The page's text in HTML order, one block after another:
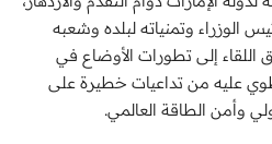
الوزراء وتمنياته لبلده وشعبه
اللقاء إلى تطورات الأوضاع في
عليه من تداعيات خطيرة على
وأمن الطاقة العالمي.